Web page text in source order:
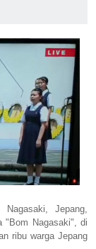
Jepang,
"Bom Nagasaki", di
ribu warga Jepang